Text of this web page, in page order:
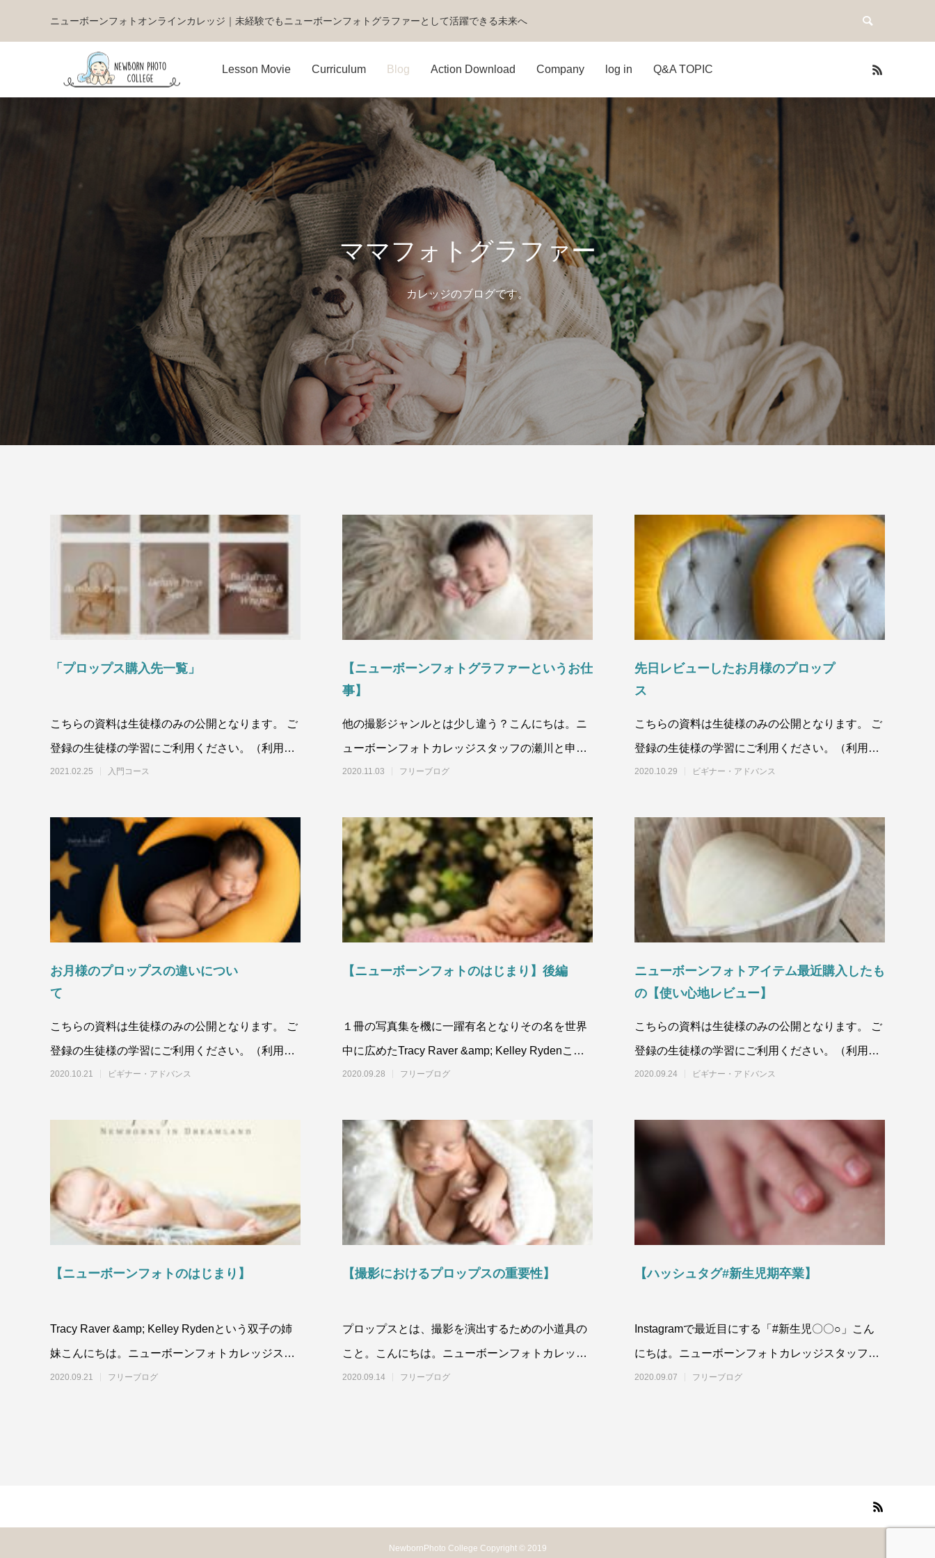
ニューボーンフォトオンラインカレッジ｜未経験でもニューボーンフォトグラファーとして活躍できる未来へ
Lesson Movie Curriculum Blog Action Download Company log in Q&A TOPIC
ママフォトグラファー
カレッジのブログです。
「プロップス購入先一覧」
こちらの資料は生徒様のみの公開となります。 ご
登録の生徒様の学習にご利用ください。（利用規
約第5条） また、他人への譲
2021.02.25 入門コース
【ニューボーンフォトグラファーというお仕
事】
他の撮影ジャンルとは少し違う？こんにちは。ニ
ューボーンフォトカレッジスタッフの瀬川と申し
ます。みなさんはご自身が「
2020.11.03 フリーブログ
先日レビューしたお月様のプロップ
ス
こちらの資料は生徒様のみの公開となります。 ご
登録の生徒様の学習にご利用ください。（利用規
約第5条） また、他人への譲渡、コピ
2020.10.29 ビギナー・アドバンス
お月様のプロップスの違いについ
て
こちらの資料は生徒様のみの公開となります。 ご
登録の生徒様の学習にご利用ください。（利用規
約第5条） また、他人への譲渡、コピ
2020.10.21 ビギナー・アドバンス
【ニューボーンフォトのはじまり】後編
１冊の写真集を機に一躍有名となりその名を世界
中に広めたTracy Raver &amp; Kelley Rydenこん
にち
2020.09.28 フリーブログ
ニューボーンフォトアイテム最近購入したも
の【使い心地レビュー】
こちらの資料は生徒様のみの公開となります。 ご
登録の生徒様の学習にご利用ください。（利用規
約第5条） また、他人への譲渡、コピ
2020.09.24 ビギナー・アドバンス
【ニューボーンフォトのはじまり】
Tracy Raver &amp; Kelley Rydenという双子の姉
妹こんにちは。ニューボーンフォトカレッジスタ
ッフ
2020.09.21 フリーブログ
【撮影におけるプロップスの重要性】
プロップスとは、撮影を演出するための小道具の
こと。こんにちは。ニューボーンフォトカレッジ
スタッフの瀬川と申します。
2020.09.14 フリーブログ
【ハッシュタグ#新生児期卒業】
Instagramで最近目にする「#新生児〇〇○」こん
にちは。ニューボーンフォトカレッジスタッフの
瀬川と申します。9月に入
2020.09.07 フリーブログ
NewbornPhoto College Copyright © 2019